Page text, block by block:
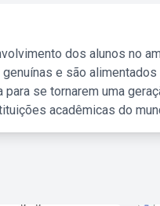
dos alunos no
e são
se tornarem uma
acadêmicas do